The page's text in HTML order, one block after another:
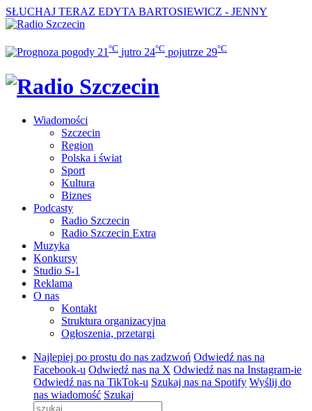
SŁUCHAJ TERAZ EDYTA BARTOSIEWICZ - JENNY
21 °C jutro 24°C pojutrze 29°C
Wiadomości
Szczecin
Region
Polska i świat
Sport
Kultura
Biznes
Podcasty
Radio Szczecin
Radio Szczecin Extra
Muzyka
Konkursy
Studio S-1
Reklama
O nas
Kontakt
Struktura organizacyjna
Ogłoszenia, przetargi
Najlepiej po prostu do nas zadzwoń Odwiedź nas na
Facebook-u Odwiedź nas na X Odwiedź nas na Instagram-ie
Odwiedź nas na TikTok-u Szukaj nas na Spotify Wyślij do
nas wiadomość Szukaj